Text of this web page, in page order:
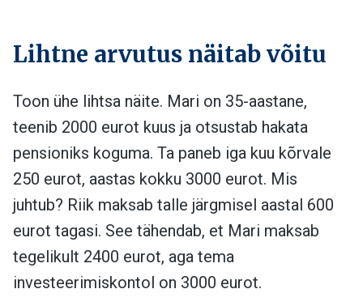
Lihtne arvutus näitab võitu
Toon ühe lihtsa näite. Mari on 35-aastane,
teenib 2000 eurot kuus ja otsustab hakata
pensioniks koguma. Ta paneb iga kuu kõrvale
250 eurot, aastas kokku 3000 eurot. Mis
juhtub? Riik maksab talle järgmisel aastal 600
eurot tagasi. See tähendab, et Mari maksab
tegelikult 2400 eurot, aga tema
investeerimiskontol on 3000 eurot.